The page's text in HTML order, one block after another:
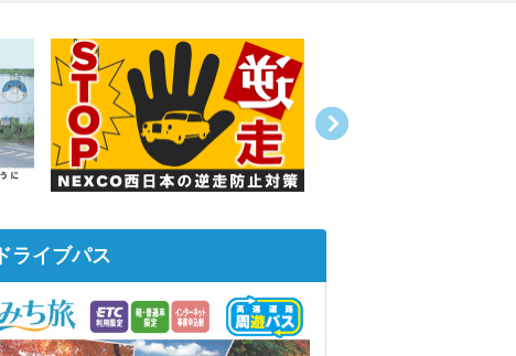
ドライブパス